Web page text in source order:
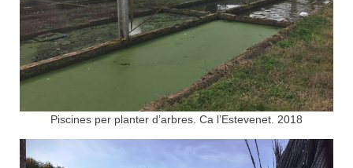
Piscines per planter d’arbres. Ca l’Estevenet. 2018